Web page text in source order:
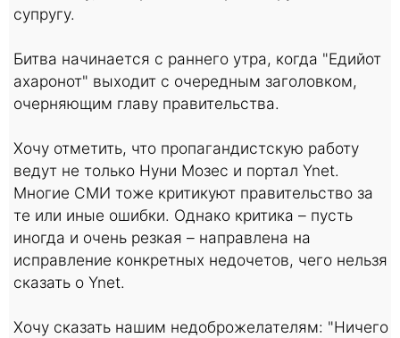
супругу.
Битва начинается с раннего утра, когда "Едийот
ахаронот" выходит с очередным заголовком,
очерняющим главу правительства.
Хочу отметить, что пропагандистскую работу
ведут не только Нуни Мозес и портал Ynet.
Многие СМИ тоже критикуют правительство за
те или иные ошибки. Однако критика – пусть
иногда и очень резкая – направлена на
исправление конкретных недочетов, чего нельзя
сказать о Ynet.
Хочу сказать нашим недоброжелателям: "Ничего